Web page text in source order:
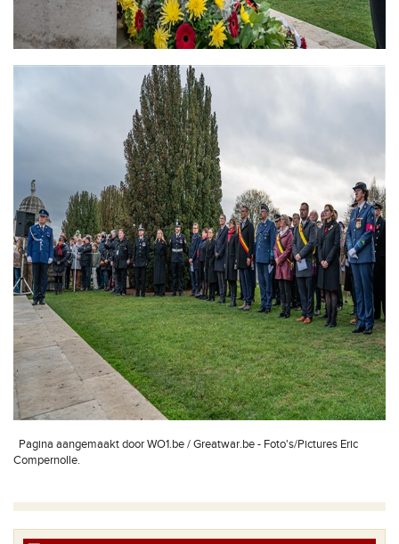
Pagina aangemaakt door WO1.be / Greatwar.be - Foto's/Pictures Eric
Compernolle.